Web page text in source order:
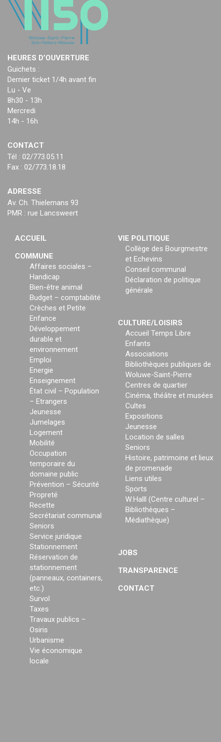
HEURES D’OUVERTURE
Guichets :
Dernier ticket 1/4h avant fin
Lu - Ve
8h30 - 13h
Mercredi
14h - 16h
CONTACT
Tél : 02/773.05.11
Fax : 02/773.18.18
ADRESSE
Av. Ch. Thielemans 93
PMR : rue Lancsweert
ACCUEIL
COMMUNE
Affaires sociales –
Handicap
Bien-être animal
Budget – comptabilité
Crèches et Petite
Enfance
Développement
durable et
environnement
Emploi
Energie
Enseignement
État civil – Population
– Etrangers
Jeunesse
Jumelages
Logement
Mobilité
Occupation
temporaire du
domaine public
Prévention – Sécurité
Propreté
Recette
Secrétariat communal
Seniors
Service juridique
Stationnement
Réservation de
stationnement
(panneaux, containers,
etc.)
Survol
Taxes
Travaux publics –
Osiris
Urbanisme
Vie économique
locale
VIE POLITIQUE
Collège des Bourgmestre
et Echevins
Conseil communal
Déclaration de politique
générale
CULTURE/LOISIRS
Accueil Temps Libre
Enfants
Associations
Bibliothèques publiques de
Woluwe-Saint-Pierre
Centres de quartier
Cinéma, théâtre et musées
Cultes
Expositions
Jeunesse
Location de salles
Seniors
Histoire, patrimoine et lieux
de promenade
Liens utiles
Sports
W:Halll (Centre culturel –
Bibliothèques –
Médiathèque)
JOBS
TRANSPARENCE
CONTACT